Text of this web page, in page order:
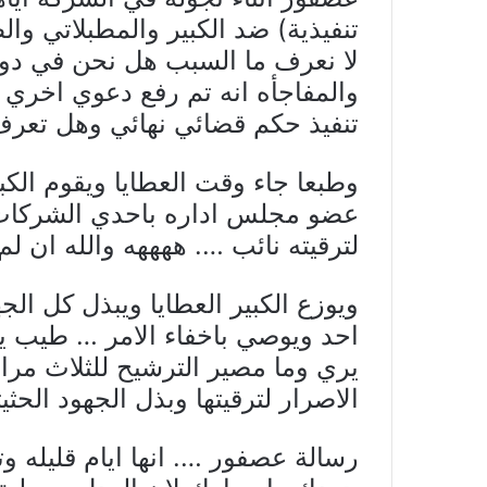
b
o
o
k
A
p
p
e
n
g
er
Li
n
k
a
m
تنفيذية) ضد الكبير والمطبلاتي
لا نعرف ما السبب هل نحن في
والمفاجأه انه تم رفع دعوي اخري
تنفيذ حكم قضائي نهائي وهل
وطبعا جاء وقت العطايا ويقوم
عضو مجلس اداره باحدي
لترقيته نائب …. ههههه والله
ويوزع الكبير العطايا ويبذل كل
احد ويوصي باخفاء الامر … طيب يا
يري وما مصير الترشيح للثلاث
الاصرار لترقيتها وبذل الجهود
رسالة عصفور …. انها ايام قليله